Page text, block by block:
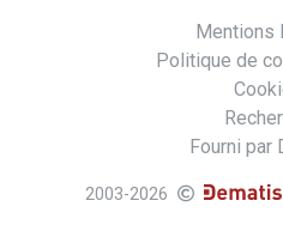
Mentions
Politique de
Fourni par
2003-2026